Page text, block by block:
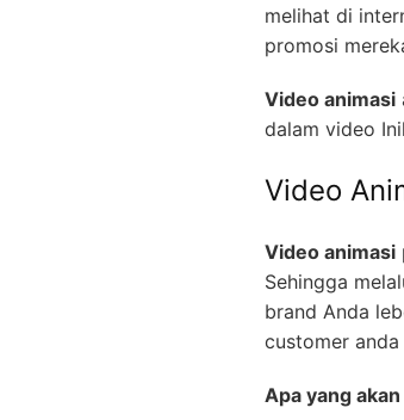
melihat di
promosi
Video animasi
dalam video
Video
Video animasi
Sehingga
brand Anda
customer
Apa yang